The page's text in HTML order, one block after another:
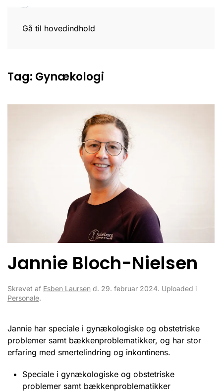
Gå til hovedindhold
Tag: Gynækologi
Jannie Bloch-Nielsen
Skrevet af Esben Laursen d. 29. februar 2024. Uploaded i
Personale.
Jannie har speciale i gynækologiske og obstetriske
problemer samt bækkenproblematikker, og har stor
erfaring med smertelindring og inkontinens.
Speciale i gynækologiske og obstetriske
problemer samt bækkenproblematikker